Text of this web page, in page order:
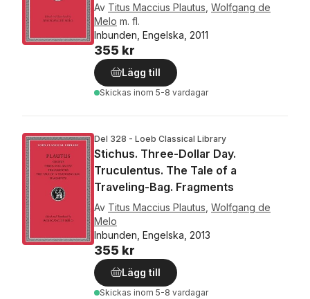
Av Titus Maccius Plautus Wolfgang de
Melo m. fl.
Inbunden, Engelska, 2011
355 kr
Lägg till
Skickas inom 5-8 vardagar
Del 328 - Loeb Classical Library
Stichus. Three-Dollar Day.
Truculentus. The Tale of a
Traveling-Bag. Fragments
Av Titus Maccius Plautus Wolfgang de
Melo
Inbunden, Engelska, 2013
355 kr
Lägg till
Skickas inom 5-8 vardagar